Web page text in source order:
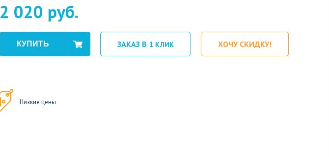
2 020 руб.
ЗАКАЗ В 1 КЛИК ХОЧУ СКИДКУ!
Низкие цены